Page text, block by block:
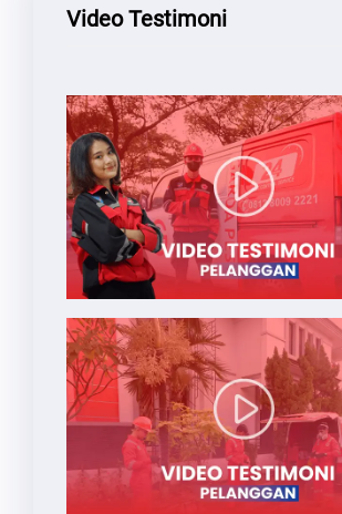
Video Testimoni